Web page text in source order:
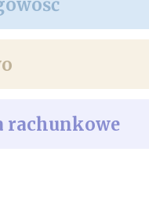
rachunkowe